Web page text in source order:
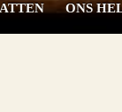
ONS